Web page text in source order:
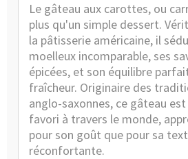
Le gâteau aux carottes, ou
plus qu'un simple dessert.
la pâtisserie américaine, il
moelleux incomparable, ses
épicées, et son équilibre
fraîcheur. Originaire des
anglo-saxonnes, ce gâteau
favori à travers le monde,
pour son goût que pour sa
réconfortante.